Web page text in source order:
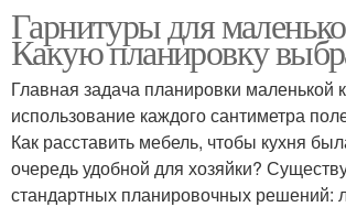
Гарнитуры для
Какую планировку
Главная задача планировки маленькой
использование каждого сантиметра
Как расставить мебель, чтобы кухня
очередь удобной для хозяйки?
стандартных планировочных решений: